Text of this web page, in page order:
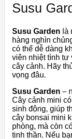
Susu
Susu Garden là
hàng nghìn
có thể dễ dàng
viên nhiệt tình tư
cây cảnh. Hãy
vọng đâu.
Susu Garden –
Cây cảnh mini có
sinh động, giúp
cây bonsai mini
phòng, mà còn
tinh thần. Nếu